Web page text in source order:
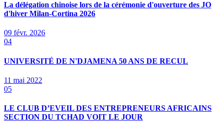
La délégation chinoise lors de la cérémonie d'ouverture des JO
d'hiver Milan-Cortina 2026
09 févr. 2026
04
UNIVERSITÉ DE N'DJAMENA 50 ANS DE RECUL
11 mai 2022
05
LE CLUB D’EVEIL DES ENTREPRENEURS AFRICAINS
SECTION DU TCHAD VOIT LE JOUR